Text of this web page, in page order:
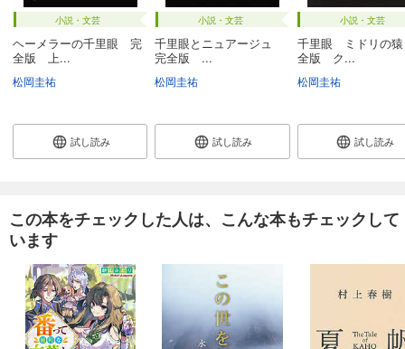
小説・文芸
ヘーメラーの千里眼 完
全版 上...
松岡圭祐
試し読み
小説・文芸
千里眼とニュアージュ
完全版 ...
松岡圭祐
試し読み
小説・文芸
千里眼 ミドリの
全版 ク...
松岡圭祐
試し読み
この本をチェックした人は、こんな本もチェックして
います